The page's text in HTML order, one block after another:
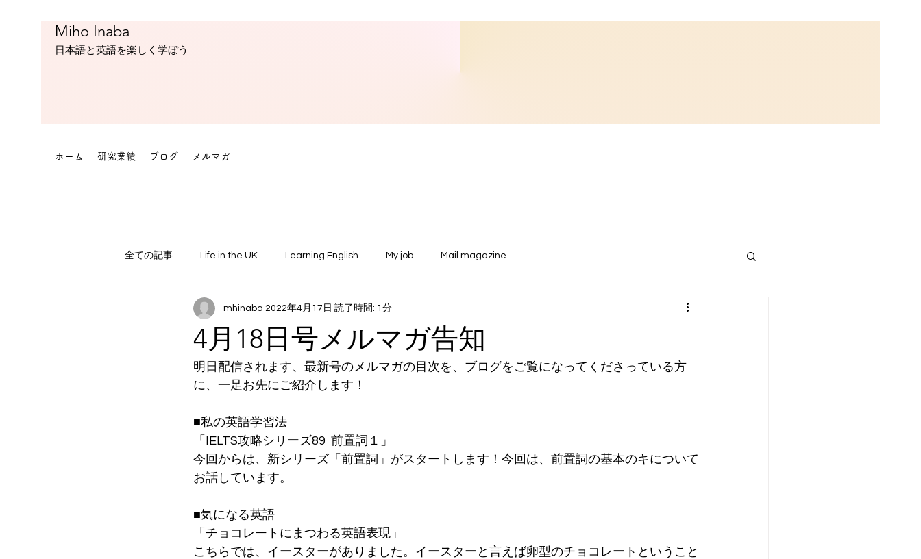
Miho Inaba
​日本語と英語を楽しく学ぼう
ホーム 研究業績 ブログ メルマガ
全ての記事 Life in the UK Learning English My job Mail magazine
4月18日号メルマガ告知
mhinaba 2022年4月17日 読了時間: 1分
明日配信されます、最新号のメルマガの目次を、ブログをご覧になってくださっている方
に、一足お先にご紹介します！
■私の英語学習法
「IELTS攻略シリーズ89  前置詞１」
今回からは、新シリーズ「前置詞」がスタートします！今回は、前置詞の基本のキについて
お話しています。
■気になる英語
「チョコレートにまつわる英語表現」
こちらでは、イースターがありました。イースターと言えば卵型のチョコレートということ